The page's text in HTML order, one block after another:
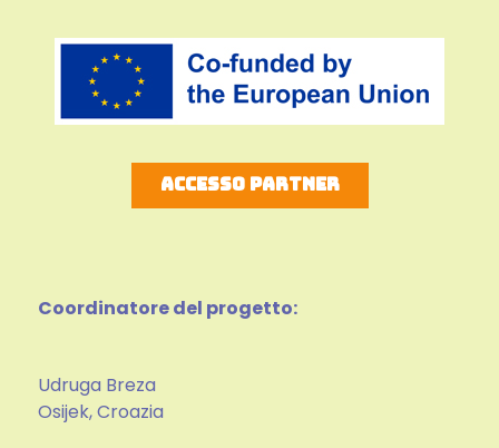
Accesso Partner
Coordinatore del progetto:
Udruga Breza
Osijek, Croazia